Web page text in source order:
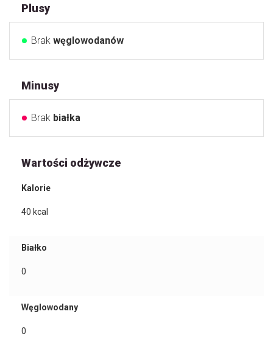
Plusy
Brak węglowodanów
Minusy
Brak białka
Wartości odżywcze
Kalorie
40 kcal
Białko
0
Węglowodany
0